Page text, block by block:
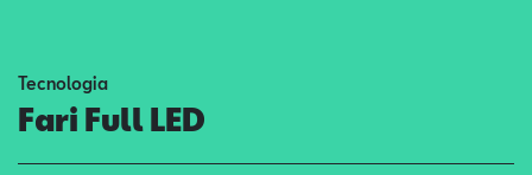
Configuratore
Tecnologia
Fari Full LED